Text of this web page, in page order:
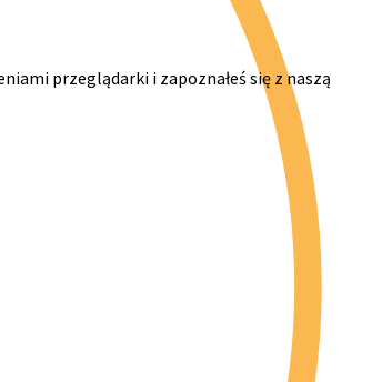
przeglądarki i zapoznałeś się z naszą